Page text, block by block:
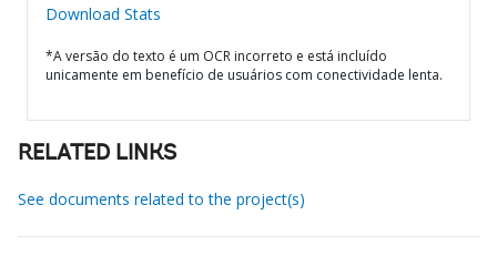
Download Stats
*A versão do texto é um OCR incorreto e está incluído
unicamente em benefício de usuários com conectividade lenta.
RELATED LINKS
See documents related to the project(s)